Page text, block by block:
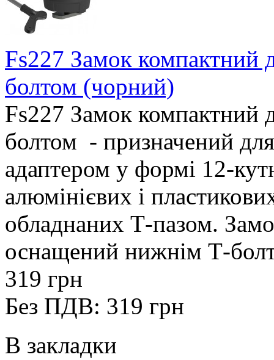
Fs227 Замок компактний
болтом (чорний)
Fs227 Замок компактний
болтом - призначений для
адаптером у формі 12-
алюмінієвих і
обладнаних Т-пазом.
оснащений нижнім Т-
319 грн
Без ПДВ: 319 грн
В закладки